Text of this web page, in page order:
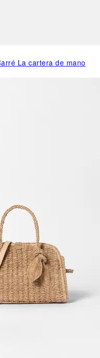
La cartera de mano